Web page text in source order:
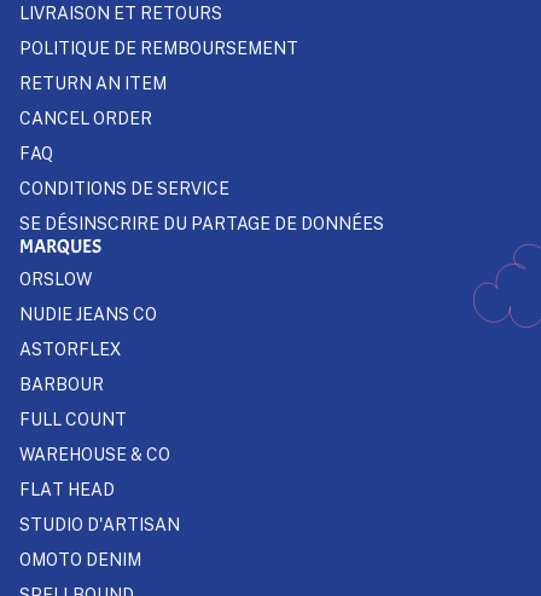
LIVRAISON ET RETOURS
POLITIQUE DE REMBOURSEMENT
RETURN AN ITEM
CANCEL ORDER
FAQ
CONDITIONS DE SERVICE
SE DÉSINSCRIRE DU PARTAGE DE DONNÉES
MARQUES
ORSLOW
NUDIE JEANS CO
ASTORFLEX
BARBOUR
FULL COUNT
WAREHOUSE & CO
FLAT HEAD
STUDIO D'ARTISAN
OMOTO DENIM